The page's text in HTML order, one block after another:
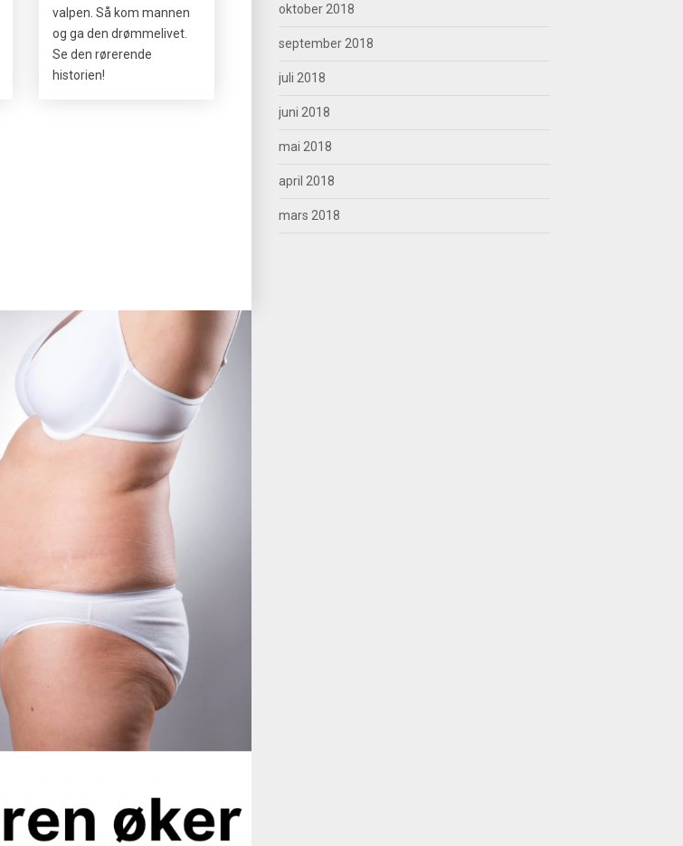
valpen. Så kom mannen
og ga den drømmelivet.
Se den rørerende
historien!
oktober 2018
september 2018
juli 2018
juni 2018
mai 2018
april 2018
mars 2018